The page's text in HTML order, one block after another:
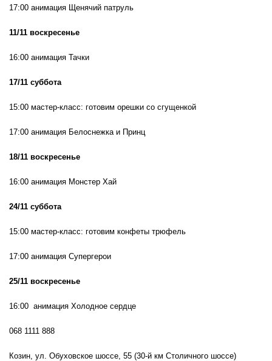
17:00 анимация Щенячий патруль
11/11 воскресенье
16:00 анимация Тачки
17/11 суббота
15:00 мастер-класс: готовим орешки со сгущенкой
17:00 анимация Белоснежка и Принц
18/11 воскресенье
16:00 анимация Монстер Хай
24/11 суббота
15:00 мастер-класс: готовим конфеты трюфель
17:00 анимация Супергерои
25/11 воскресенье
16:00 анимация Холодное сердце
068 1111 888
Козин, ул. Обуховское шоссе, 55 (30-й км Столичного шоссе)